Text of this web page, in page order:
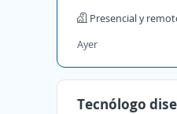
Presencial y
Ayer
Tecnólogo